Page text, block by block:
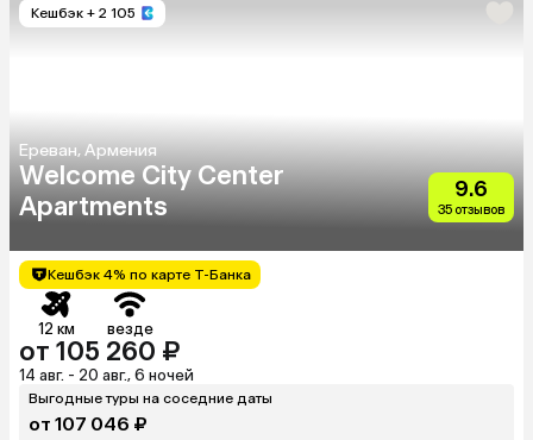
Кешбэк + 2 105
Ереван, Армения
Welcome City Center
Apartments
9.6
35 отзывов
Кешбэк 4% по карте Т-Банка
12 км везде
от 105 260 ₽
14 авг. - 20 авг., 6 ночей
Выгодные туры на соседние даты
от 107 046 ₽